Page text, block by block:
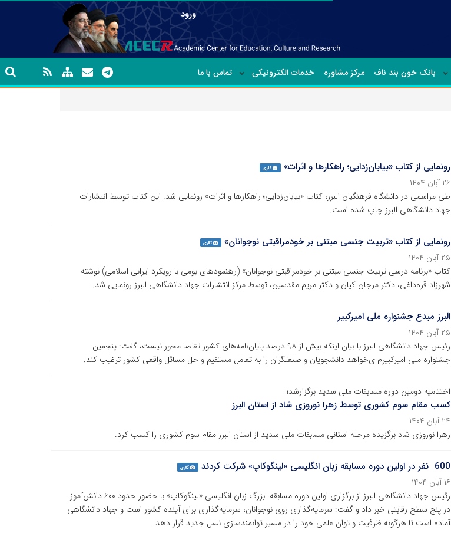
ورود
بانک خون بند ناف مرکز مشاوره خدمات الکترونیکی تماس با ما
رونمایی از کتاب «بیابان‌زدایی؛ راهکارها و اثرات» گالری
۲۶ آبان ۱۴۰۴
طی مراسمی در دانشگاه فرهنگیان البرز، کتاب «بیابان‌زدایی؛ راهکارها و اثرات» رونمایی شد. این کتاب توسط انتشارات
جهاد دانشگاهی البرز چاپ شده است.
رونمایی از کتاب «تربیت جنسی مبتنی بر خودمراقبتی نوجوانان» گالری
۲۵ آبان ۱۴۰۴
کتاب «برنامه درسی تربیت جنسی مبتنی بر خودمراقبتی نوجوانان» (رهنمودهای بومی با رویکرد ایرانی-اسلامی) نوشته
شهرزاد قره‌داغی، دکتر مرجان کیان و دکتر مریم مقدسین، توسط مرکز انتشارات جهاد دانشگاهی البرز رونمایی شد.
البرز مبدع جشنواره ملی امیرکبیر
۲۵ آبان ۱۴۰۴
رئیس جهاد دانشگاهی البرز با بیان اینکه بیش از ۹۸ درصد پایان‌نامه‌های کشور تقاضا محور نیست، گفت: پنجمین
جشنواره ملی امیرکبیرم ی‌خواهد دانشجویان و صنعتگران را به تعامل مستقیم و حل مسائل واقعی کشور ترغیب کند.
اختتامیه دومین دوره مسابقات ملی سدید برگزارشد؛
کسب مقام سوم کشوری توسط زهرا نوروزی شاد از استان البرز
۲۴ آبان ۱۴۰۴
زهرا نوروزی شاد برگزیده مرحله استانی مسابقات ملی سدید از استان البرز مقام سوم کشوری را کسب کرد.
600 نفر در اولین دوره مسابقه زبان انگلیسی «لینگوکاپ» شرکت کردند گالری
۱۶ آبان ۱۴۰۴
رئیس جهاد دانشگاهی البرز از برگزاری اولین دوره مسابقه بزرگ زبان انگلیسی «لینگوکاپ» با حضور حدود ۶۰۰ دانش‌آموز
در پنج سطح رقابتی خبر داد و گفت: سرمایه‌گذاری روی نوجوانان، سرمایه‌گذاری برای آینده کشور است و جهاد دانشگاهی
آماده است تا هرگونه ظرفیت و توان علمی خود را در مسیر توانمندسازی نسل جدید قرار دهد.